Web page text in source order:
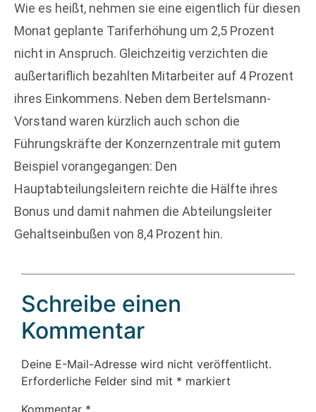
Wie es heißt, nehmen sie eine eigentlich für diesen
Monat geplante Tariferhöhung um 2,5 Prozent
nicht in Anspruch. Gleichzeitig verzichten die
außertariflich bezahlten Mitarbeiter auf 4 Prozent
ihres Einkommens. Neben dem Bertelsmann-
Vorstand waren kürzlich auch schon die
Führungskräfte der Konzernzentrale mit gutem
Beispiel vorangegangen: Den
Hauptabteilungsleitern reichte die Hälfte ihres
Bonus und damit nahmen die Abteilungsleiter
Gehaltseinbußen von 8,4 Prozent hin.
Schreibe einen
Kommentar
Deine E-Mail-Adresse wird nicht veröffentlicht.
Erforderliche Felder sind mit * markiert
Kommentar *